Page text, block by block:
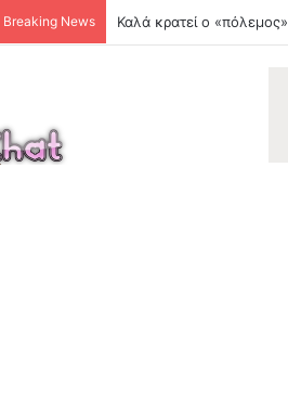
Breaking News Καλά κρατεί ο